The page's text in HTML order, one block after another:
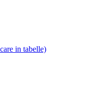
in tabelle)